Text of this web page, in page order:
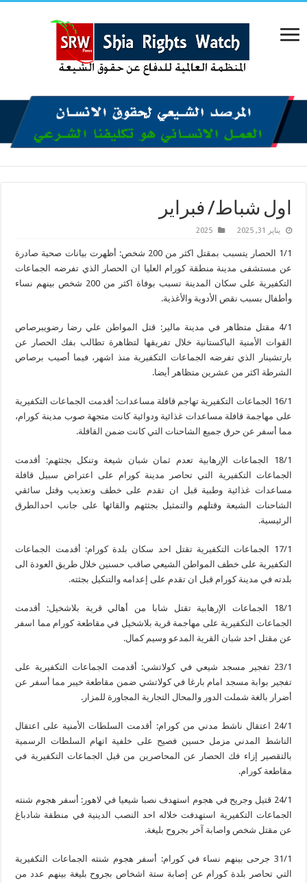
اول شباط/ فبراير
يناير 31, 2025 2025
1/1 الحصار يتسبب بمقتل اكثر من 200 شخص: أظهرت بيانات صحية صادرة
عن مستشفى مدينة منطقة كورام العليا ان الحصار الذي تفرضه الجماعات
التكفيرية على سكان المدينة تسبب بوفاة اكثر من 200 شخص بينهم نساء
وأطفال بسبب نقص الأدوية والأغذية.
4/1 مقتل متظاهر في مدينة مالير: قتل المواطن علي رضا رضويبرصاص
القوات الأمنية الباكستانية خلال تفريقها لتظاهرة تطالب بفك الحصار عن
بارتشينار الذي تفرضه الجماعات التكفيرية منذ اشهر، فيما أصيب برصاص
الشرطة اكثر من عشرين متظاهر أيضا.
16/1 الجماعات التكفيرية تهاجم قافلة مساعدات: أقدمت الجماعات التكفيرية
على مهاجمة قافلة مساعدات غذائية ودوائية كانت متجهة صوب مدينة كورام،
مما أسفر عن حرق جميع الشاحنات التي كانت ضمن القافلة.
18/1 الجماعات الإرهابية تعدم ثمان شبان شيعة وتنكل بجثثهم: أقدمت
الجماعات التكفيرية التي تحاصر مدينة كورام على اعتراض سبيل قافلة
مساعدات غذائية وطبية قبل ان تقدم على خطف وتعذيب وقتل سائقي
الشاحنات الشيعة وقتلهم والتمثيل بجثثهم والقائها على جانب احدالطرق
الرئيسية.
17/1 الجماعات التكفيرية تقتل احد سكان بلدة كورام: أقدمت الجماعات
التكفيرية على خطف المواطن الشيعي صاقب حسنين خلال طريق العودة الى
بلدته في مدينة كورام قبل ان تقدم على إعدامه والتنكيل بجثته.
18/1 الجماعات الإرهابية تقتل شابا من أهالي قرية بلاشخيل: أقدمت
الجماعات التكفيرية على مهاجمة قرية بلاشخيل في مقاطعة كورام مما اسفر
عن مقتل احد شبان القرية المدعو وسيم كمال.
23/1 تفجير مسجد شيعي في كولاتشي: أقدمت الجماعات التكفيرية على
تفجير بوابة مسجد امام بارغا في كولاتشي ضمن مقاطعة خيبر مما أسفر عن
أضرار بالغة شملت الدور والمحال التجارية المجاورة للمزار.
24/1 اعتقال ناشط مدني من كورام: أقدمت السلطات الأمنية على اعتقال
الناشط المدني مزمل حسين فصيح على خلفية اتهام السلطات الرسمية
بالتقصير إزاء فك الحصار عن المحاصرين من قبل الجماعات التكفيرية في
مقاطعة كورام.
24/1 قتيل وجريح في هجوم استهدف نصبا شيعيا في لاهور: أسفر هجوم شنته
الجماعات التكفيرية استهدفت خلاله احد النصب الدينية في منطقة شادباغ
عن مقتل شخص واصابة آخر بجروح بليغة.
31/1 جرحى بينهم نساء في كورام: أسفر هجوم شنته الجماعات التكفيرية
التي تحاصر بلدة كورام عن إصابة ستة اشخاص بجروح بليغة بينهم عدد من